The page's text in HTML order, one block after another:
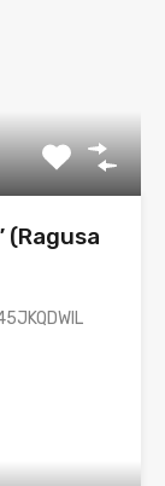
(Ragusa